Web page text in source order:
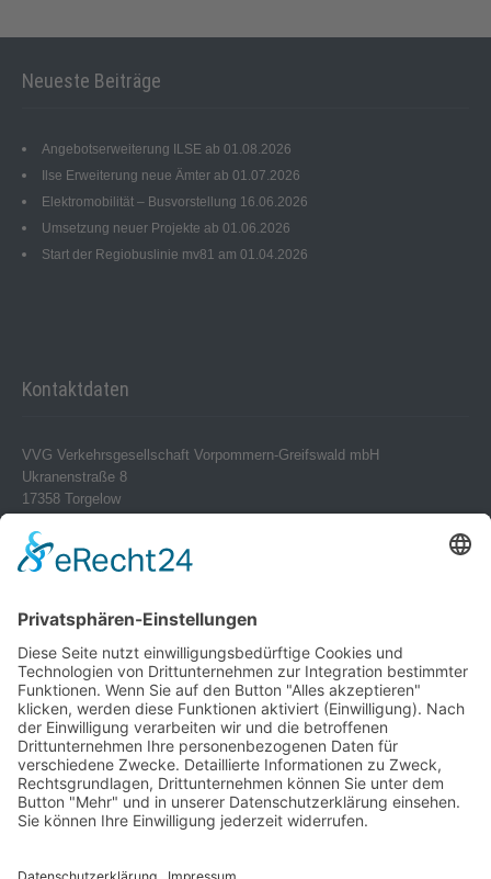
Neueste Beiträge
Angebotserweiterung ILSE ab 01.08.2026
Ilse Erweiterung neue Ämter ab 01.07.2026
Elektromobilität – Busvorstellung 16.06.2026
Umsetzung neuer Projekte ab 01.06.2026
Start der Regiobuslinie mv81 am 01.04.2026
Kontaktdaten
VVG Verkehrsgesellschaft Vorpommern-Greifswald mbH
Ukranenstraße 8
17358 Torgelow
Telefax 0 39 76 – 24 02 24
info@vvg-bus.de
Betriebshof Pasewalk
Torgelower Str. 18
17309 Pasewalk
Betriebshof Jarmen
Demminer Str. 43
17126 Jarmen
Telefon 03 99 97 – 1 03 08
Telefax 03 99 97 – 1 03 18
jarmen@vvg-bus.de
Dorf Bansin 1 c
Verwendung von Cookies
Um unsere Website für Sie optimal
zu gestalten und fortlaufend